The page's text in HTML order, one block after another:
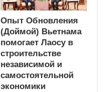
Опыт Обновления
(Доймой) Вьетнама
помогает Лаосу в
строительстве
независимой и
самостоятельной
экономики